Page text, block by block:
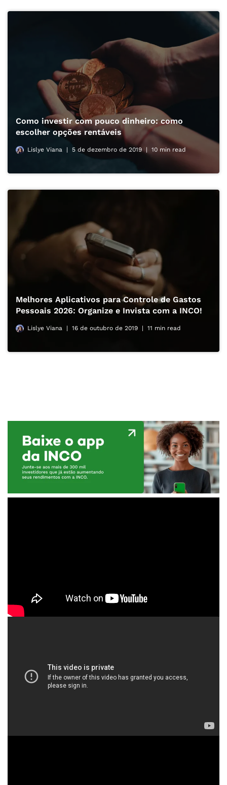
Como investir com pouco dinheiro: como
escolher opções rentáveis
Lislye Viana 5 de dezembro de 2019 10 min read
Melhores Aplicativos para Controle de Gastos
Pessoais 2026: Organize e Invista com a INCO!
Lislye Viana 16 de outubro de 2019 11 min read